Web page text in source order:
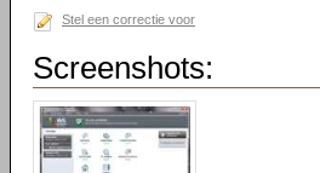
Stel een correctie voor
Screenshots: